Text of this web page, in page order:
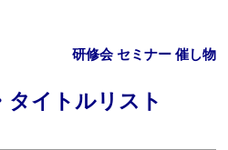
研修会 セミナー 催し物
タイトルリスト